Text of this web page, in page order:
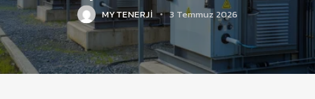
MYTENERJI 3 Temmuz 2026